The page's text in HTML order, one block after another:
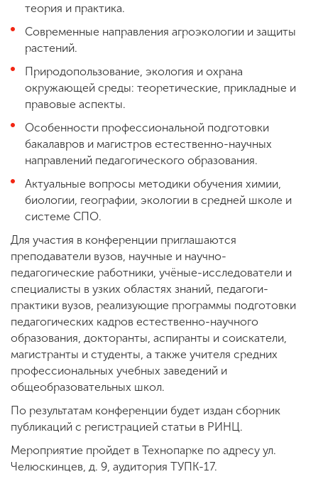
теория и практика.
Современные направления агроэкологии и защиты
растений.
Природопользование, экология и охрана
окружающей среды: теоретические, прикладные и
правовые аспекты.
Особенности профессиональной подготовки
бакалавров и магистров естественно-научных
направлений педагогического образования.
Актуальные вопросы методики обучения химии,
биологии, географии, экологии в средней школе и
системе СПО.
Для участия в конференции приглашаются
преподаватели вузов, научные и научно-
педагогические работники, учёные-исследователи и
специалисты в узких областях знаний, педагоги-
практики вузов, реализующие программы подготовки
педагогических кадров естественно-научного
образования, докторанты, аспиранты и соискатели,
магистранты и студенты, а также учителя средних
профессиональных учебных заведений и
общеобразовательных школ.
По результатам конференции будет издан сборник
публикаций с регистрацией статьи в РИНЦ.
Мероприятие пройдет в Технопарке по адресу ул.
Челюскинцев, д. 9, аудитория ТУПК-17.